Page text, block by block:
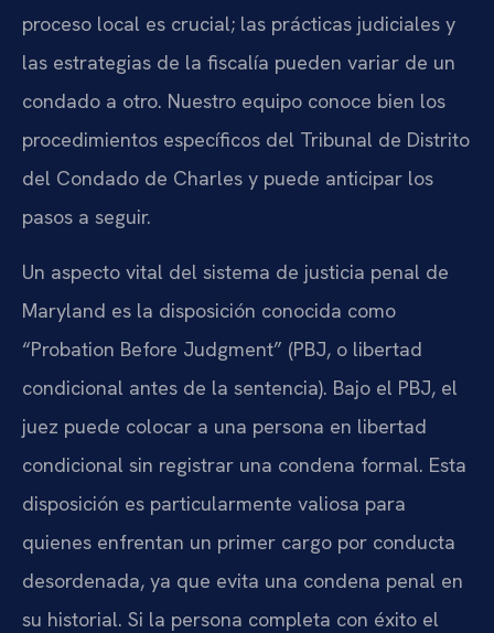
proceso local es crucial; las prácticas judiciales y
las estrategias de la fiscalía pueden variar de un
condado a otro. Nuestro equipo conoce bien los
procedimientos específicos del Tribunal de Distrito
del Condado de Charles y puede anticipar los
pasos a seguir.
Un aspecto vital del sistema de justicia penal de
Maryland es la disposición conocida como
“Probation Before Judgment” (PBJ, o libertad
condicional antes de la sentencia). Bajo el PBJ, el
juez puede colocar a una persona en libertad
condicional sin registrar una condena formal. Esta
disposición es particularmente valiosa para
quienes enfrentan un primer cargo por conducta
desordenada, ya que evita una condena penal en
su historial. Si la persona completa con éxito el